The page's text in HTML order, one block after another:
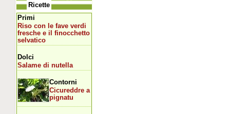
Ricette
Primi
Riso con le fave verdi
fresche e il finocchetto
selvatico
Dolci
Salame di nutella
Contorni
Cicureddre a
pignatu